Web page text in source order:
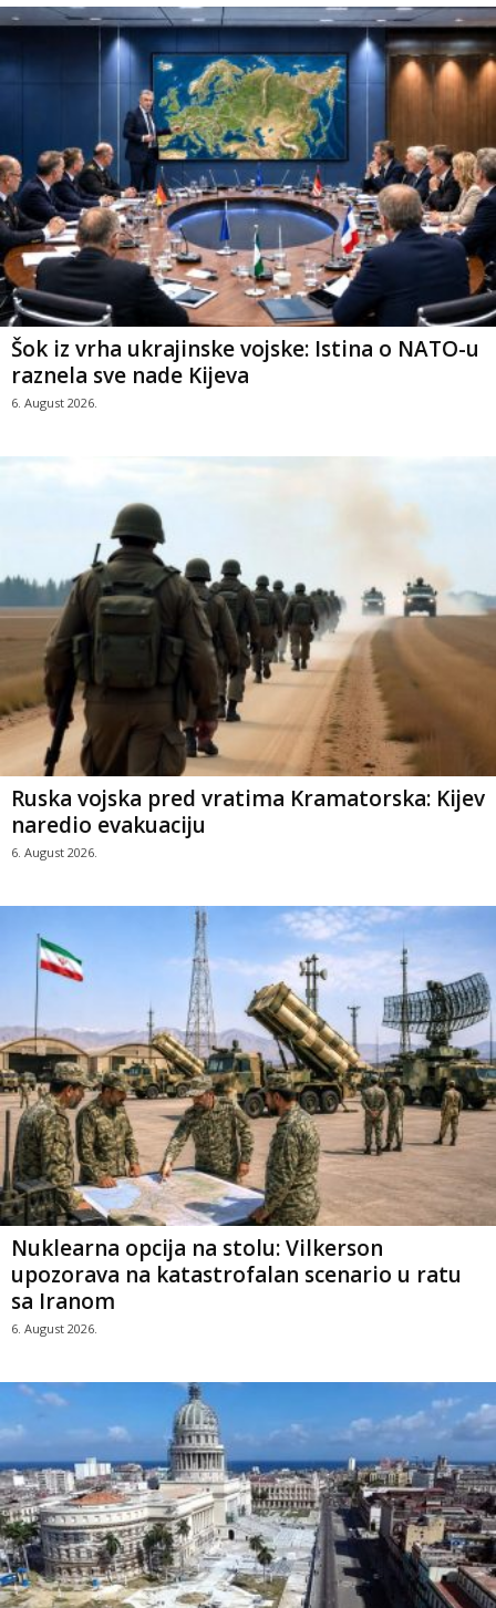
Šok iz vrha ukrajinske vojske: Istina o NATO-u
raznela sve nade Kijeva
6. August 2026.
Ruska vojska pred vratima Kramatorska: Kijev
naredio evakuaciju
6. August 2026.
Nuklearna opcija na stolu: Vilkerson
upozorava na katastrofalan scenario u ratu
sa Iranom
6. August 2026.